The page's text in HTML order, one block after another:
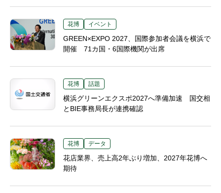
花博 イベント
GREEN×EXPO 2027、国際参加者会議を横浜で
開催 71カ国・6国際機関が出席
花博 話題
横浜グリーンエクスポ2027へ準備加速 国交相
とBIE事務局長が連携確認
花博 データ
花店業界、売上高2年ぶり増加、2027年花博へ
期待